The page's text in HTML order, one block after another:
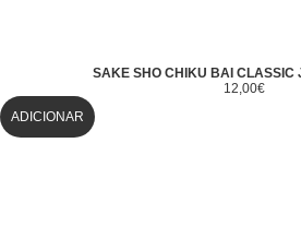
SAKE SHO CHIKU BAI CLASSIC
12,00€
ADICIONAR